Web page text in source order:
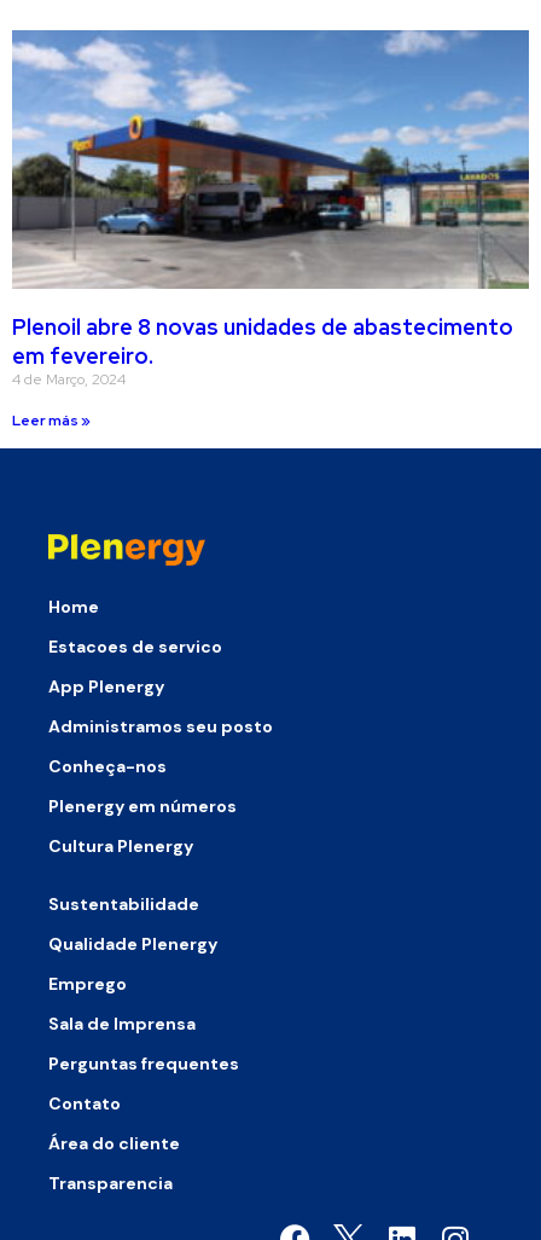
Plenoil abre 8 novas unidades de abastecimento
em fevereiro.
4 de Março, 2024
Leer más »
Home
Estacoes de servico
App Plenergy
Administramos seu posto
Conheça-nos
Plenergy em números
Cultura Plenergy
Sustentabilidade
Qualidade Plenergy
Emprego
Sala de Imprensa
Perguntas frequentes
Contato
Área do cliente
Transparencia